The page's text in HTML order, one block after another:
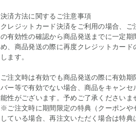
決済方法に関するご注意事項
クレジットカード決済をご利用の場合、ご
の有効性の確認から商品発送までに一定期
め、商品発送の際に再度クレジットカード
します。
ご注文時は有効でも商品発送の際に有効期
バー等で有効でない場合、商品をキャンセ
能性がございます。予めご了承くださいま
※ご注文時に期間限定の特典（クーポンや
している場合、再注文いただく場合は特